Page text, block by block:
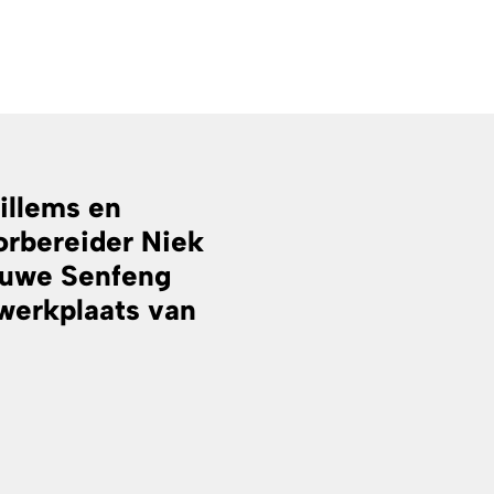
en
Niek
Senfeng
van